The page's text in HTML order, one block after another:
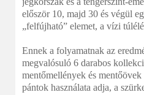
először 10, majd 30 és végül
„felfújható” elemet, a vízi
Ennek a folyamatnak az
megvalósuló 6 darabos
mentőmellények és
pántok használata adja, a